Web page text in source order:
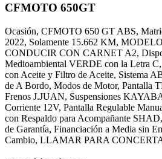
CFMOTO 650GT
Ocasión, CFMOTO 650 GT ABS,
2022, Solamente 15.662 KM,
CONDUCIR CON CARNET A2,
Medioambiental VERDE con la Letra
con Aceite y Filtro de Aceite, Sistema
de A Bordo, Modos de Motor, Pantalla
Frenos J.JUAN, Suspensiones
Corriente 12V, Pantalla Regulable
con Respaldo para Acompañante
de Garantía, Financiación a Media sin
Cambio, LLAMAR PARA